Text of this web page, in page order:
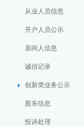
从业人员信息
开户人员公示
居间人信息
诚信记录
创新类业务公示
股东信息
投诉处理